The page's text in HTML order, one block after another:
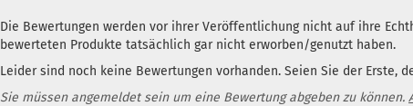
Die Bewertungen werden vor ihrer Veröffentlichung nicht auf ihre
bewerteten Produkte tatsächlich gar nicht erworben/genutzt haben.
Leider sind noch keine Bewertungen vorhanden. Seien Sie der Erste,
Sie müssen angemeldet sein um eine Bewertung abgeben zu können.